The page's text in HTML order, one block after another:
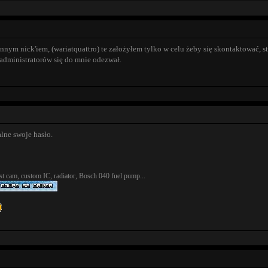
nick'iem, (wariatquattro) te założyłem tylko w celu żeby się skontaktować,
się do mnie odezwał.
swoje hasło.
cam, custom IC, radiator, Bosch 040 fuel pump...